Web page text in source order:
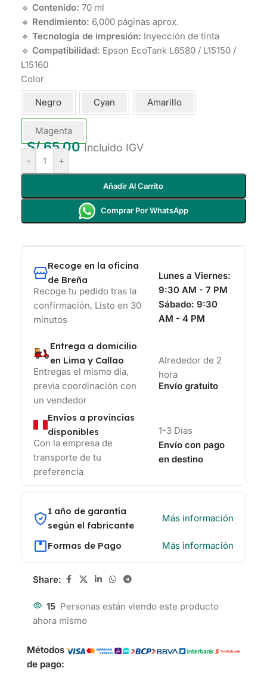
🔹 Contenido: 70 ml
🔹 Rendimiento: 6,000 páginas aprox.
🔹 Tecnología de impresión: Inyección de tinta
🔹 Compatibilidad: Epson EcoTank L6580 / L15150 /
L15160
Color
Negro Cyan Amarillo
Magenta
S/65.00 Incluido IGV
- +
Añadir Al Carrito
Comprar Por WhatsApp
Recoge en la oficina
de Breña
Recoge tu pedido tras la
confirmación, Listo en 30
minutos
Lunes a Viernes:
9:30 AM - 7 PM
Sábado: 9:30
AM - 4 PM
Entrega a domicilio
en Lima y Callao
Entregas el mismo día,
previa coordinación con
un vendedor
Alrededor de 2
hora
Envío gratuito
Envíos a provincias
disponibles
Con la empresa de
transporte de tu
preferencia
1-3 Días
Envío con pago
en destino
1 año de garantía
según el fabricante
Más información
Formas de Pago Más información
Share:
15 Personas están viendo este producto
ahora mismo
Métodos
de pago: